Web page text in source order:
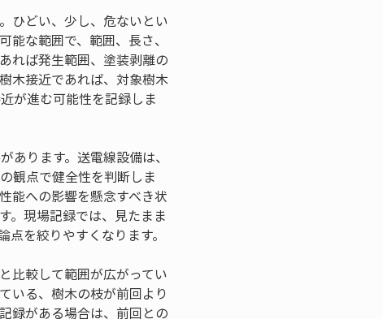
ひどい、少し、危ないとい
な範囲で、範囲、長さ、
れば発生範囲、塗装剥離の
木接近であれば、対象樹木
が進む可能性を記録しま
ります。送電線設備は、
観点で健全性を判断しま
能への影響を懸念すべき状
。現場記録では、見たまま
を絞りやすくなります。
比較して範囲が広がってい
いる、樹木の枝が前回より
録がある場合は、前回との